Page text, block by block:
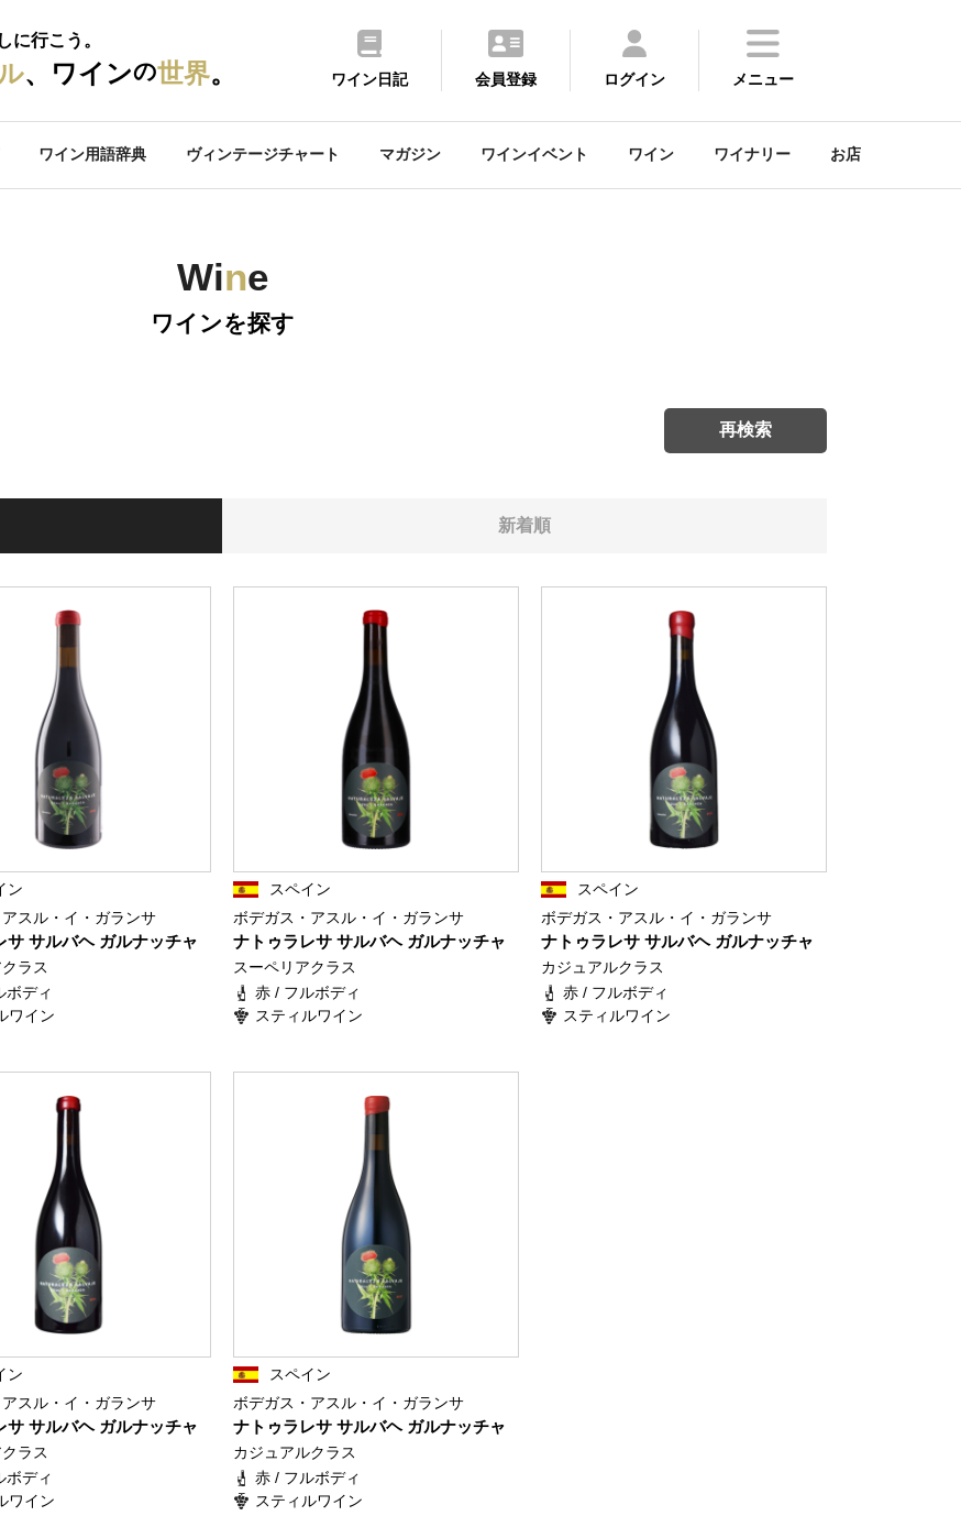
に行こう。
、ワインの世界。 ワイン日記 会員登録 ログイン メニュー
ワイン用語辞典 ヴィンテージチャート マガジン ワインイベント ワイン ワイナリー お店
Wine
ワインを探す
再検索
新着順
ン
スル・イ・ガランサ
サ サルバヘ ガルナッチャ
ラス
ボディ
ワイン
スペイン
ボデガス・アスル・イ・ガランサ
ナトゥラレサ サルバヘ ガルナッチャ
スーペリアクラス
赤 / フルボディ
スティルワイン
スペイン
ボデガス・アスル・イ・ガランサ
ナトゥラレサ サルバヘ ガルナッチャ
カジュアルクラス
赤 / フルボディ
スティルワイン
ン
スル・イ・ガランサ
サ サルバヘ ガルナッチャ
ラス
ボディ
ワイン
スペイン
ボデガス・アスル・イ・ガランサ
ナトゥラレサ サルバヘ ガルナッチャ
カジュアルクラス
赤 / フルボディ
スティルワイン